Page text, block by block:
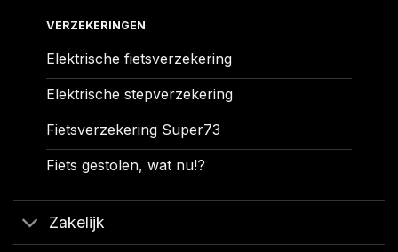
VERZEKERINGEN
Elektrische fietsverzekering
Elektrische stepverzekering
Fietsverzekering Super73
Fiets gestolen, wat nu!?
Zakelijk